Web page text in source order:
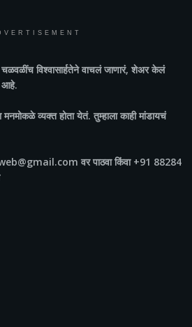
विश्वासार्हतेने वाचलं जाणारं, शेअर केलं
आहे.
व्यक्त होता येतं. तुम्हाला काही मांडायचं
वर पाठवा किंवा +91 88284